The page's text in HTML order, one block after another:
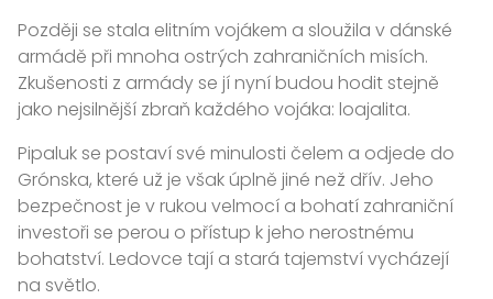
Později se stala elitním vojákem a sloužila v dánské
armádě při mnoha ostrých zahraničních misích.
Zkušenosti z armády se jí nyní budou hodit stejně
jako nejsilnější zbraň každého vojáka: loajalita.
Pipaluk se postaví své minulosti čelem a odjede do
Grónska, které už je však úplně jiné než dřív. Jeho
bezpečnost je v rukou velmocí a bohatí zahraniční
investoři se perou o přístup k jeho nerostnému
bohatství. Ledovce tají a stará tajemství vycházejí
na světlo.